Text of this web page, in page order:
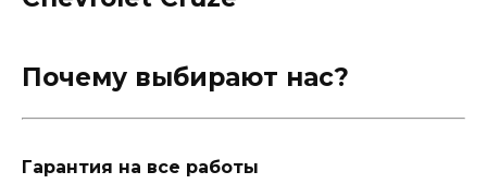
Почему выбирают нас?
Гарантия на все работы